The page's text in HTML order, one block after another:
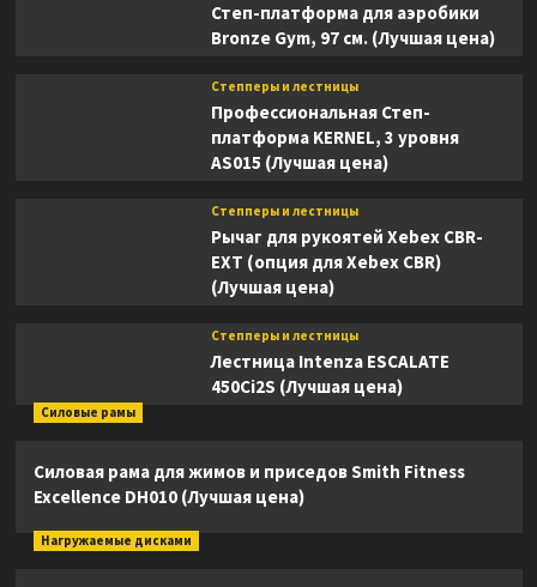
Степ-платформа для аэробики
Bronze Gym, 97 см. (Лучшая цена)
Степперы и лестницы
Профессиональная Степ-
платформа KERNEL, 3 уровня
AS015 (Лучшая цена)
Степперы и лестницы
Рычаг для рукоятей Xebex CBR-
EXT (опция для Xebex CBR)
(Лучшая цена)
Степперы и лестницы
Лестница Intenza ESCALATE
450Ci2S (Лучшая цена)
Силовые рамы
Силовая рама для жимов и приседов Smith Fitness
Excellence DH010 (Лучшая цена)
Нагружаемые дисками